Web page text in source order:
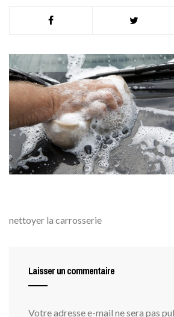
nettoyer la carrosserie
Laisser un commentaire
Votre adresse e-mail ne sera pas